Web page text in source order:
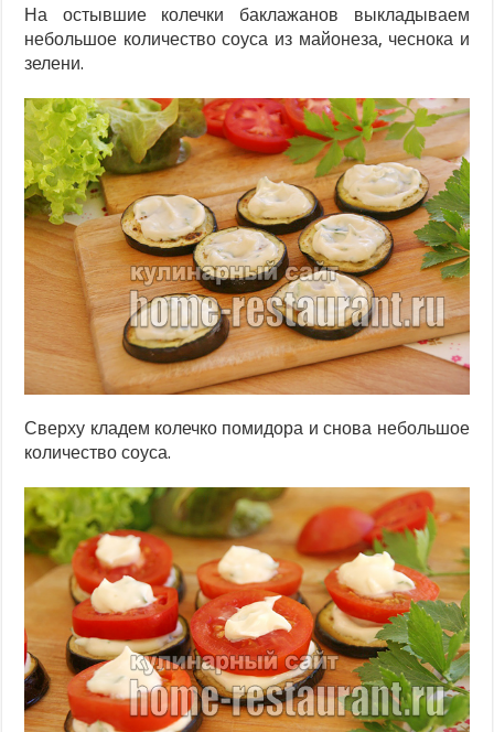
На остывшие колечки баклажанов выкладываем
небольшое количество соуса из майонеза, чеснока и
зелени.
Сверху кладем колечко помидора и снова небольшое
количество соуса.